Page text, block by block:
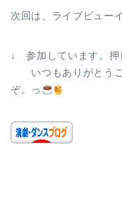
次回は、ライブビュー
↓ 参加しています。押
いつもありがとうご
ぞ。っ